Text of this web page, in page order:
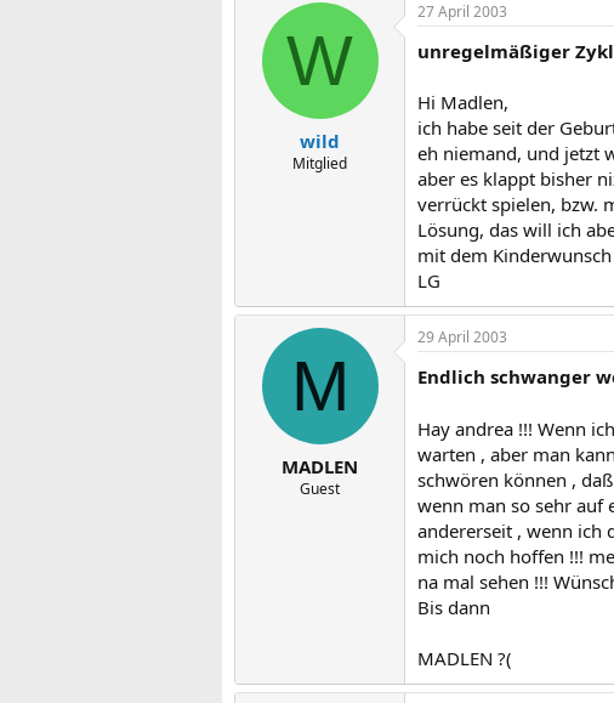
W
wild
Mitglied
27 April 2003
unregelmäßiger
Hi Madlen,
ich habe seit der
eh niemand, und jetzt
aber es klappt bisher
verrückt spielen, bzw.
Lösung, das will ich
mit dem
LG
M
MADLEN
Guest
29 April 2003
Endlich schwanger
Hay andrea !!! Wenn
warten , aber man
schwören können ,
wenn man so sehr auf
andererseit , wenn ich
mich noch hoffen !!!
na mal sehen !!!
Bis dann
MADLEN ?(